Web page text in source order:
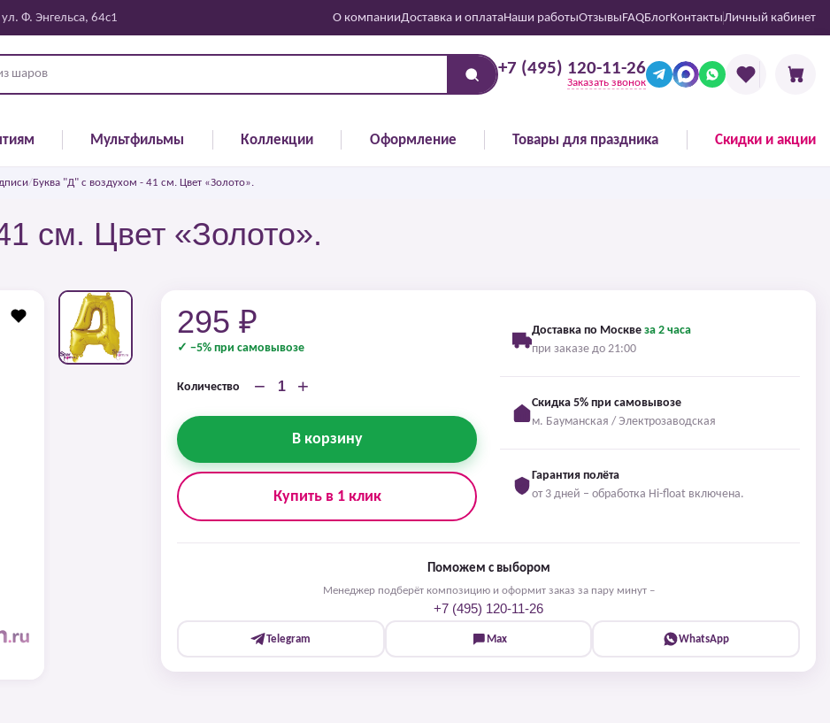
Ф. Энгельса, 64с1 О компанииДоставка и оплатаНаши работыОтзывыFAQБлогКонтактыЛичный кабинет
+7 (495) 120-11-26
Заказать звонок
Мультфильмы Коллекции Оформление Товары для праздника Скидки и акции
/Буква "Д" с воздухом - 41 см. Цвет «Золото».
см. Цвет «Золото».
295 ₽
✓ −5% при самовывозе
Количество − +
В корзину
Купить в 1 клик
Доставка по Москве за 2 часа
при заказе до 21:00
Скидка 5% при самовывозе
м. Бауманская / Электрозаводская
Гарантия полёта
от 3 дней – обработка Hi-float включена.
Поможем с выбором
Менеджер подберёт композицию и оформит заказ за пару минут –
+7 (495) 120-11-26
Telegram Max WhatsApp